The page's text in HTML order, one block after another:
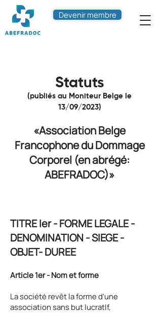
Devenir membre
Statuts
(publiés au Moniteur Belge le
13/09/2023)
«Association Belge
Francophone du Dommage
Corporel (en abrégé:
ABEFRADOC)»
TITRE Ier - FORME LEGALE -
DENOMINATION - SIEGE -
OBJET- DUREE
Article 1er -Nom et forme
La société revêt la forme d'une
association sans but lucratlf,